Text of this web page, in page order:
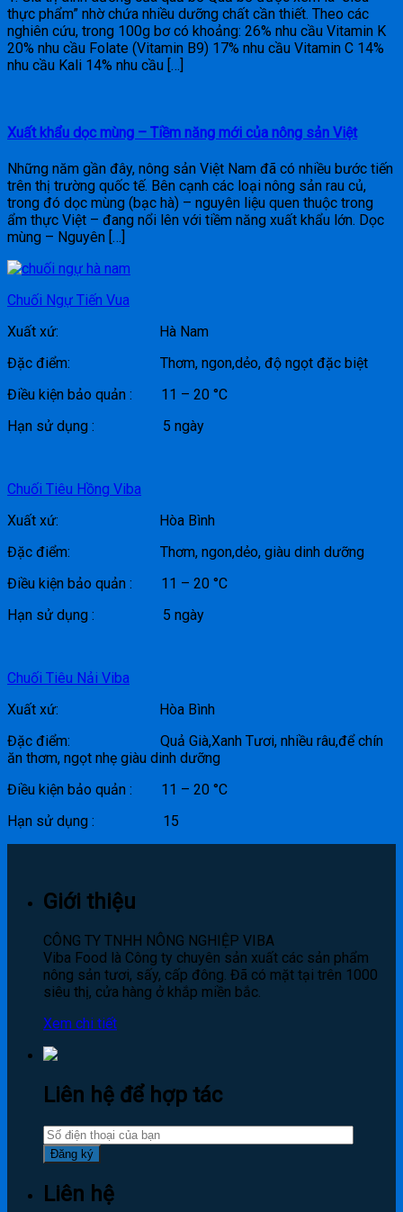
thực phẩm” nhờ chứa nhiều dưỡng chất cần thiết. Theo các
nghiên cứu, trong 100g bơ có khoảng: 26% nhu cầu Vitamin K
20% nhu cầu Folate (Vitamin B9) 17% nhu cầu Vitamin C 14%
nhu cầu Kali 14% nhu cầu […]
Xuất khẩu dọc mùng – Tiềm năng mới của nông sản Việt
Những năm gần đây, nông sản Việt Nam đã có nhiều bước tiến
trên thị trường quốc tế. Bên cạnh các loại nông sản rau củ,
trong đó dọc mùng (bạc hà) – nguyên liệu quen thuộc trong
ẩm thực Việt – đang nổi lên với tiềm năng xuất khẩu lớn. Dọc
mùng – Nguyên […]
Chuối Ngự Tiến Vua
Xuất xứ: Hà Nam
Đặc điểm: Thơm, ngon,dẻo, độ ngọt đặc biệt
Điều kiện bảo quản : 11 – 20 °C
Hạn sử dụng : 5 ngày
Chuối Tiêu Hồng Viba
Xuất xứ: Hòa Bình
Đặc điểm: Thơm, ngon,dẻo, giàu dinh dưỡng
Điều kiện bảo quản : 11 – 20 °C
Hạn sử dụng : 5 ngày
Chuối Tiêu Nải Viba
Xuất xứ: Hòa Bình
Đặc điểm: Quả Già,Xanh Tươi, nhiều râu,để chín
ăn thơm, ngọt nhẹ giàu dinh dưỡng
Điều kiện bảo quản : 11 – 20 °C
Hạn sử dụng : 15
Giới thiệu
CÔNG TY TNHH NÔNG NGHIỆP VIBA
Viba Food là Công ty chuyên sản xuất các sản phẩm
nông sản tươi, sấy, cấp đông. Đã có mặt tại trên 1000
siêu thị, cửa hàng ở khắp miền bắc.
Xem chi tiết
Liên hệ để hợp tác
Liên hệ